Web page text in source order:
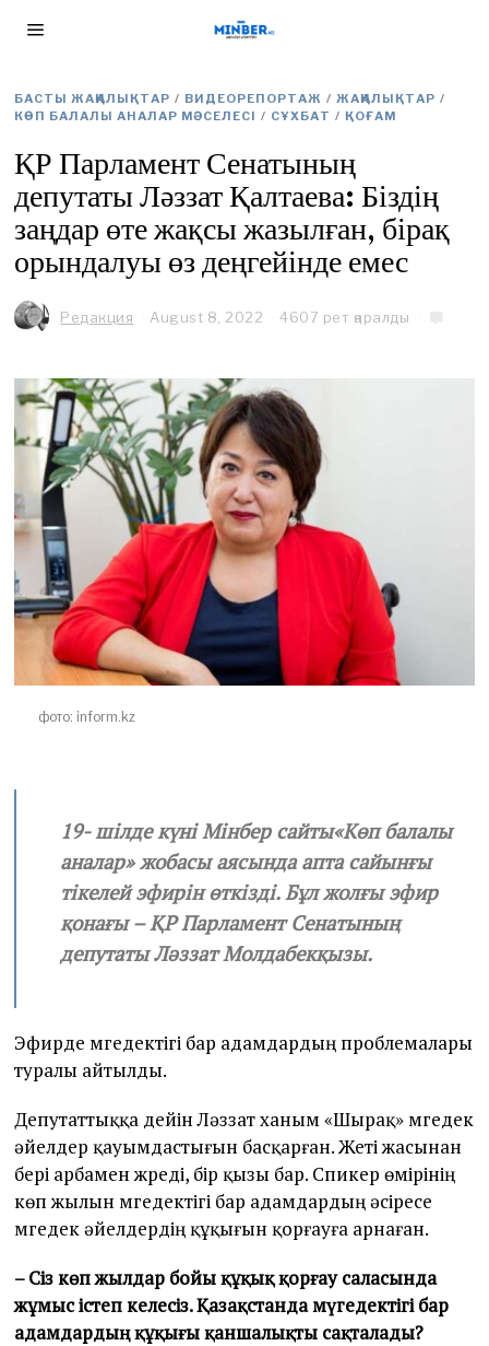
БАСТЫ ЖАҢАЛЫҚТАР / ВИДЕОРЕПОРТАЖ / ЖАҢАЛЫҚТАР /
КӨП БАЛАЛЫ АНАЛАР МӘСЕЛЕСІ / СҰХБАТ / ҚОҒАМ
ҚР Парламент Сенатының
депутаты Ләззат Қалтаева: Біздің
заңдар өте жақсы жазылған, бірақ
орындалуы өз деңгейінде емес
Редакция August 8, 2022
u
s
t
2
8
,
2
0
2
2
4607 рет қаралды
фото: inform.kz
19- шілде күні Мінбер сайты«Көп балалы
аналар» жобасы аясында апта сайынғы
тікелей эфирін өткізді. Бұл жолғы эфир
қонағы – ҚР Парламент Сенатының
депутаты Ләззат Молдабекқызы.
Эфирде мүгедектігі бар адамдардың проблемалары
туралы айтылды.
Депутаттыққа дейін Ләззат ханым «Шырақ» мүгедек
әйелдер қауымдастығын басқарған. Жеті жасынан
бері арбамен жүреді, бір қызы бар. Спикер өмірінің
көп жылын мүгедектігі бар адамдардың әсіресе
мүгедек әйелдердің құқығын қорғауға арнаған.
– Сіз көп жылдар бойы құқық қорғау саласында
жұмыс істеп келесіз. Қазақстанда мүгедектігі бар
адамдардың құқығы қаншалықты сақталады?